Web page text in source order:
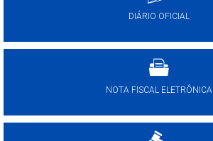
DIÁRIO OFICIAL
NOTA FISCAL ELETRÔNICA